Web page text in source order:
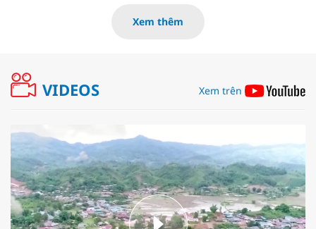
Xem thêm
VIDEOS Xem trên